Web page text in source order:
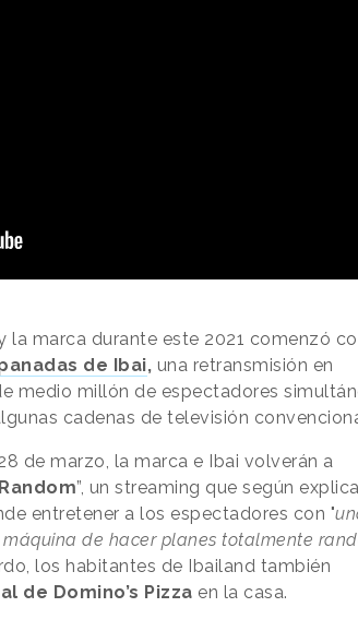
la marca durante este 2021 comenzó
de Ibai, una retransmisión en
medio millón de espectadores
cadenas de televisión
de marzo, la marca e Ibai volverán a
”, un streaming que según
entretener a los espectadores con "
de hacer planes totalmente
los habitantes de Ibailand también
de Domino’s Pizza en la casa.